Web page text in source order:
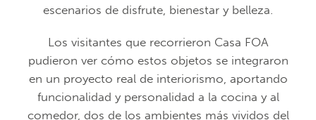
escenarios de disfrute, bienestar y belleza.
Los visitantes que recorrieron Casa FOA
pudieron ver cómo estos objetos se integraron
en un proyecto real de interiorismo, aportando
funcionalidad y personalidad a la cocina y al
comedor, dos de los ambientes más vividos del